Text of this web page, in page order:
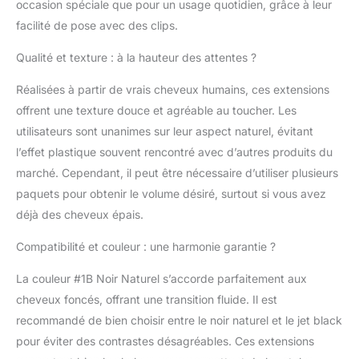
set de 9, avec un poids
de 150g pour les
Deux clips de rechange
livraison. Pour les
cheveux épais, nous
paquets pour ajouter
de la longueur, et pour
les cheveux fins, 2 à 3
paquets pour ajouter
extensions de cheveux
à clip permettent
d'ajouter facilement et
volume et de la
longueur à vos
cheveux sans passer
occasion spéciale que pour un usage quotidien, grâce à leur
facilité de pose avec des clips.
Qualité et texture : à la hauteur des attentes ?
Réalisées à partir de vrais cheveux humains, ces extensions
offrent une texture douce et agréable au toucher. Les
utilisateurs sont unanimes sur leur aspect naturel, évitant
l’effet plastique souvent rencontré avec d’autres produits du
marché. Cependant, il peut être nécessaire d’utiliser plusieurs
paquets pour obtenir le volume désiré, surtout si vous avez
déjà des cheveux épais.
Compatibilité et couleur : une harmonie garantie ?
La couleur #1B Noir Naturel s’accorde parfaitement aux
cheveux foncés, offrant une transition fluide. Il est
recommandé de bien choisir entre le noir naturel et le jet black
pour éviter des contrastes désagréables. Ces extensions